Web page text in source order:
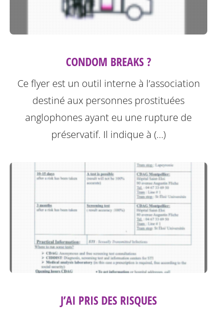
CONDOM BREAKS ?
Ce flyer est un outil interne à l’association
destiné aux personnes prostituées
anglophones ayant eu une rupture de
préservatif. Il indique à (…)
J’AI PRIS DES RISQUES